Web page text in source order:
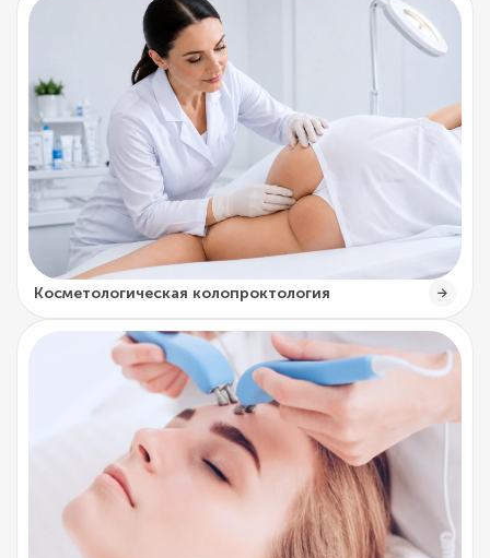
Косметологическая колопроктология